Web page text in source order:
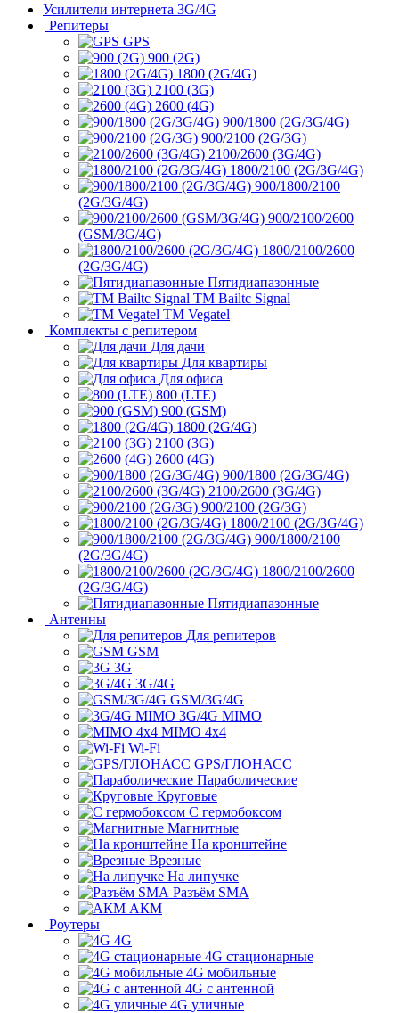
Усилители интернета 3G/4G
Репитеры
GPS
900 (2G)
1800 (2G/4G)
2100 (3G)
2600 (4G)
900/1800 (2G/3G/4G)
900/2100 (2G/3G)
2100/2600 (3G/4G)
1800/2100 (2G/3G/4G)
900/1800/2100
(2G/3G/4G)
900/2100/2600
(GSM/3G/4G)
1800/2100/2600
(2G/3G/4G)
Пятидиапазонные
ТМ Bailtc Signal
ТМ Vegatel
Комплекты с репитером
Для дачи
Для квартиры
Для офиса
800 (LTE)
900 (GSM)
1800 (2G/4G)
2100 (3G)
2600 (4G)
900/1800 (2G/3G/4G)
2100/2600 (3G/4G)
900/2100 (2G/3G)
1800/2100 (2G/3G/4G)
900/1800/2100
(2G/3G/4G)
1800/2100/2600
(2G/3G/4G)
Пятидиапазонные
Антенны
Для репитеров
GSM
3G
3G/4G
GSM/3G/4G
3G/4G MIMO
MIMO 4x4
Wi-Fi
GPS/ГЛОНАСС
Параболические
Круговые
С гермобоксом
Магнитные
На кронштейне
Врезные
На липучке
Разъём SMA
АКМ
Роутеры
4G
4G стационарные
4G мобильные
4G с антенной
4G уличные